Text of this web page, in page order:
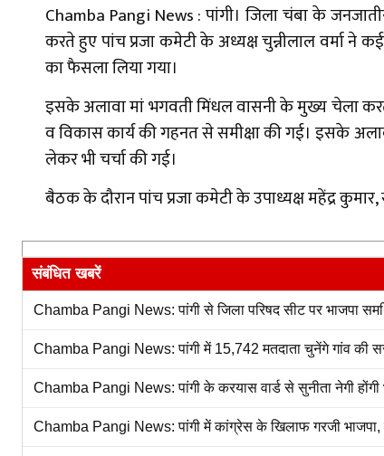
Chamba Pangi News : पांगी। जिला चंबा के
करते हुए पांच प्रजा कमेटी के अध्यक्ष चुन्नीलाल वर्मा ने
का फैसला लिया गया।
इसके अलावा मां भगवती मिंधल वासनी के मुख्य चेला
व विकास कार्य की गहनत से समीक्षा की गई। इसके
लेकर भी चर्चा की गई।
बैठक के दौरान पांच प्रजा कमेटी के उपाध्यक्ष महेंद्र
संबंधित खबरें
Chamba Pangi News: पांगी से जिला परिषद सीट पर भाजपा
Chamba Pangi News: पांगी में 15,742 मतदाता चुनेंगे गांव की
Chamba Pangi News: पांगी के करयास वार्ड से सुनीता नेगी होंगी
Chamba Pangi News: पांगी में कांग्रेस के खिलाफ गरजी भाजपा,